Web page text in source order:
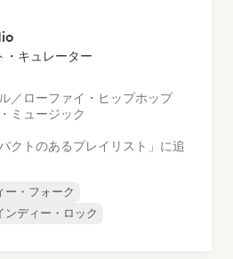
・キュレーター
／ローファイ・ヒップホップ
ミュージック
クトのあるプレイリスト」に追
ー・フォーク
ンディー・ロック